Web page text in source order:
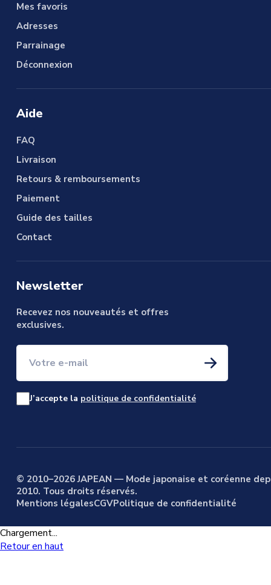
Mes favoris
Adresses
Parrainage
Déconnexion
Aide
FAQ
Livraison
Retours & remboursements
Paiement
Guide des tailles
Contact
Newsletter
Recevez nos nouveautés et offres
exclusives.
J’accepte la politique de confidentialité
© 2010–2026 JAPEAN — Mode japonaise et coréenne
2010. Tous droits réservés.
Mentions légalesCGVPolitique de confidentialité
Chargement...
Retour en haut